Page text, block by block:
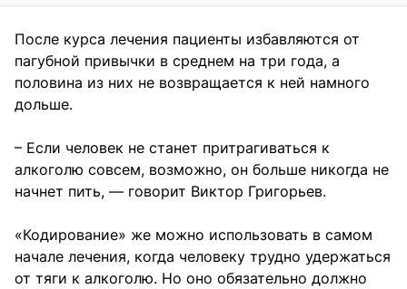
После курса лечения пациенты избавляются от
пагубной привычки в среднем на три года, а
половина из них не возвращается к ней намного
дольше.
– Если человек не станет притрагиваться к
алкоголю совсем, возможно, он больше никогда не
начнет пить, — говорит Виктор Григорьев.
«Кодирование» же можно использовать в самом
начале лечения, когда человеку трудно удержаться
от тяги к алкоголю. Но оно обязательно должно